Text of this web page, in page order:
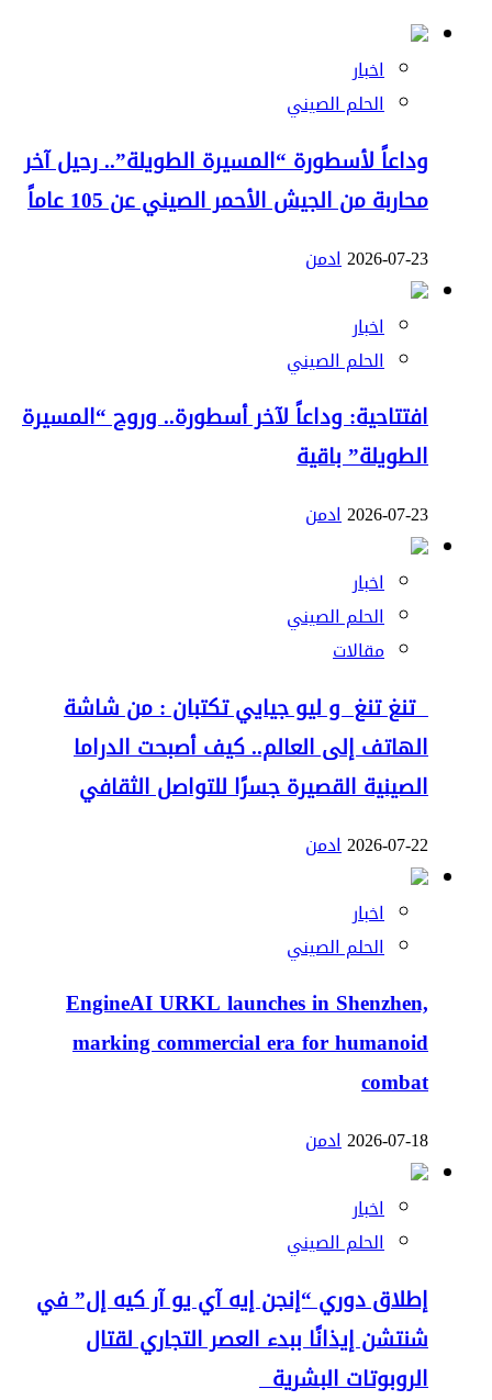
اخبار
الحلم الصيني
وداعاً لأسطورة “المسيرة الطويلة”.. رحيل آخر
محاربة من الجيش الأحمر الصيني عن 105 عاماً
2026-07-23ادمن
اخبار
الحلم الصيني
افتتاحية: وداعاً لآخر أسطورة.. وروح “المسيرة
الطويلة” باقية
2026-07-23ادمن
اخبار
الحلم الصيني
مقالات
تنغ تنغ و ليو جيايي تكتبان : من شاشة
الهاتف إلى العالم.. كيف أصبحت الدراما
الصينية القصيرة جسرًا للتواصل الثقافي
2026-07-22ادمن
اخبار
الحلم الصيني
EngineAI URKL launches in Shenzhen,
marking commercial era for humanoid
combat
2026-07-18ادمن
اخبار
الحلم الصيني
إطلاق دوري “إنجن إيه آي يو آر كيه إل” في
شنتشن إيذانًا ببدء العصر التجاري لقتال
الروبوتات البشرية